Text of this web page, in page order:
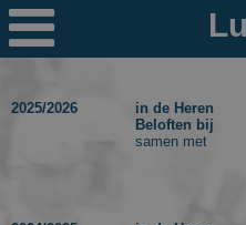

Nieuws
Ploegen
2025/2026
in de Heren
Beloften bij
samen met